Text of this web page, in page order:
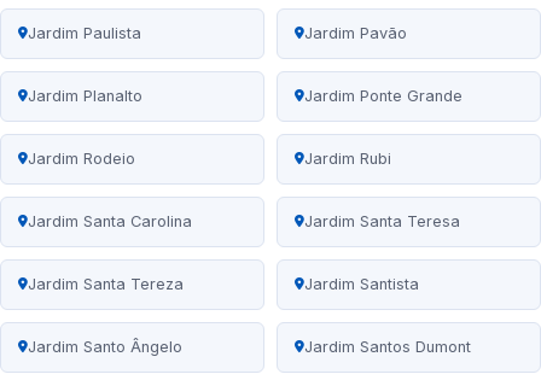
Jardim Paulista Jardim Pavão
Jardim Planalto Jardim Ponte Grande
Jardim Rodeio Jardim Rubi
Jardim Santa Carolina Jardim Santa Teresa
Jardim Santa Tereza Jardim Santista
Jardim Santo Ângelo Jardim Santos Dumont